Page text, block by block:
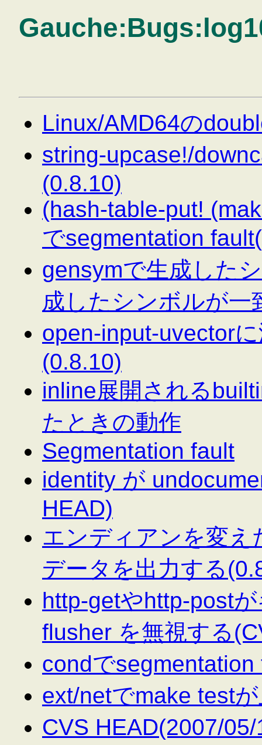
Linux/AMD64の
string-upcase!/
(0.8.10)
(hash-table-put!
でsegmentation
gensymで生成した
成したシンボルが一
open-input-uvector
(0.8.10)
inline展開される
たときの動作
Segmentation fault
identity が
HEAD)
エンディアンを変え
データを出力する
http-getやhttp-post
flusher を無視する
condで
ext/netでmake test
CVS HEAD(2007/